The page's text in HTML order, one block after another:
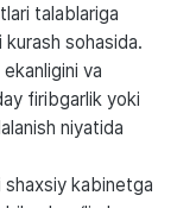
talablariga
sohasida.
va
firibgarlik yoki
niyatida
shaxsiy kabinetga